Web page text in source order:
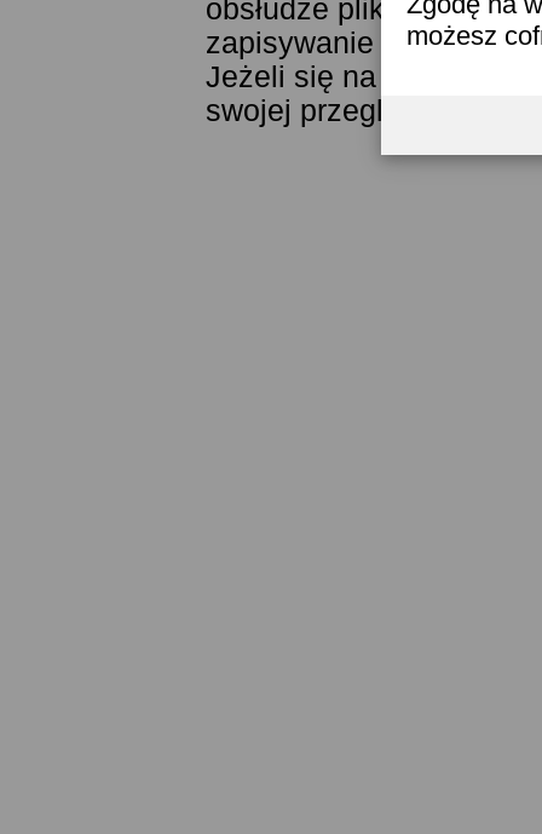
możesz
obsłudze plików
zapisywanie ich w
Jeżeli się na to nie
swojej przeglądarki.